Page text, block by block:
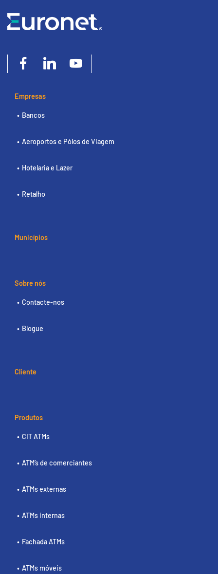
Empresas
Bancos
Aeroportos e Pólos de Viagem
Hotelaria e Lazer
Retalho
Municípios
Sobre nós
Contacte-nos
Blogue
Cliente
Produtos
CIT ATMs
ATM’s de comerciantes
ATMs externas
ATMs internas
Fachada ATMs
ATMs móveis